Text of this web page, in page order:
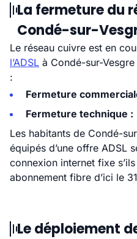
La fermeture du
Condé-sur-
Le réseau cuivre est en
l’ADSL à Condé-sur-
:
Fermeture
Fermeture technique :
Les habitants de Condé-
équipés d’une offre ADSL
connexion internet fixe
abonnement fibre d’ici le
Le déploiement